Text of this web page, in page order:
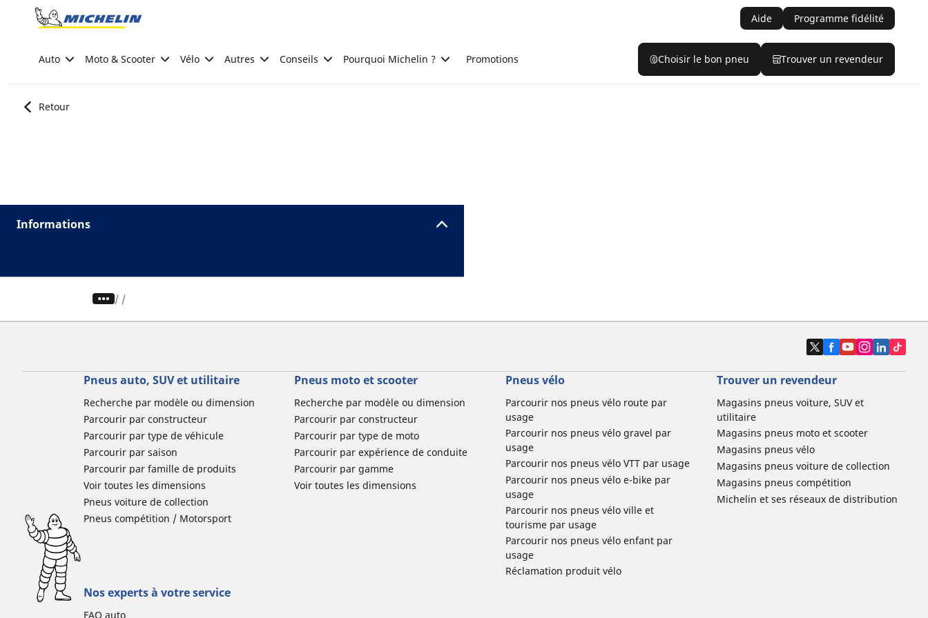
Go to page content
Aide Programme fidélité
Auto Moto & Scooter Vélo Autres Conseils Pourquoi Michelin ? Promotions Choisir le bon pneu Trouver un revendeur
Retour
Informations
/
Pneus auto, SUV et utilitaire
Recherche par modèle ou dimension
Parcourir par constructeur
Parcourir par type de véhicule
Parcourir par saison
Parcourir par famille de produits
Voir toutes les dimensions
Pneus voiture de collection
Pneus compétition / Motorsport
Pneus moto et scooter
Recherche par modèle ou dimension
Parcourir par constructeur
Parcourir par type de moto
Parcourir par expérience de conduite
Parcourir par gamme
Voir toutes les dimensions
Pneus vélo
Parcourir nos pneus vélo route par
usage
Parcourir nos pneus vélo gravel par
usage
Parcourir nos pneus vélo VTT par usage
Parcourir nos pneus vélo e-bike par
usage
Parcourir nos pneus vélo ville et
tourisme par usage
Parcourir nos pneus vélo enfant par
usage
Réclamation produit vélo
Trouver un revendeur
Magasins pneus voiture, SUV et
utilitaire
Magasins pneus moto et scooter
Magasins pneus vélo
Magasins pneus voiture de collection
Magasins pneus compétition
Michelin et ses réseaux de distribution
Nos experts à votre service
FAQ auto